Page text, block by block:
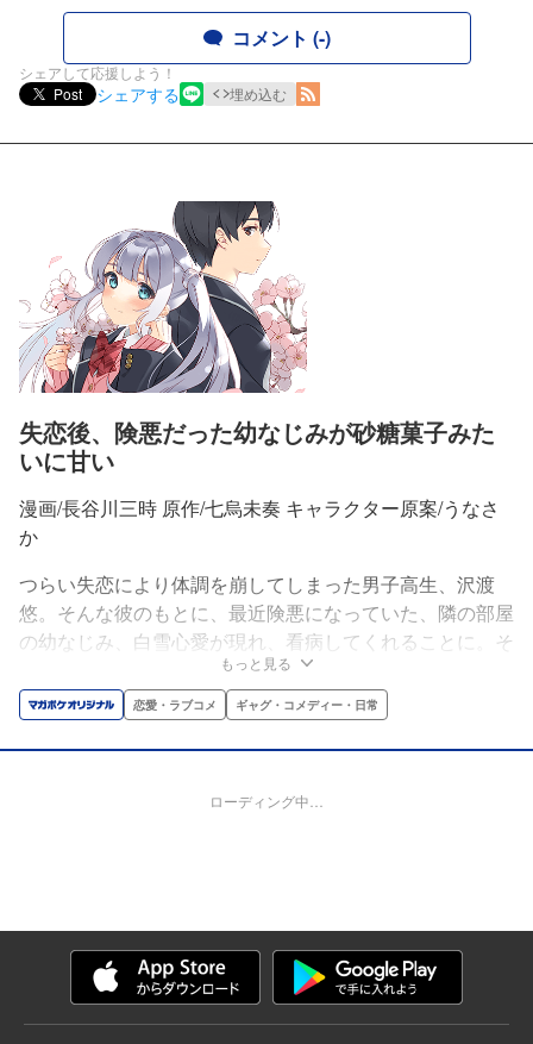
コメント (-)
シェアして応援しよう！
Post
シェアする 埋め込む
失恋後、険悪だった幼なじみが砂糖菓子みた
いに甘い
漫画/長谷川三時 原作/七烏未奏 キャラクター原案/うなさ
か
つらい失恋により体調を崩してしまった男子高生、沢渡
悠。そんな彼のもとに、最近険悪になっていた、隣の部屋
の幼なじみ、白雪心愛が現れ、看病してくれることに。そ
の日以降、遠ざかっていた二人の距離は近付いていく…。
これは、恋を失ってしまった男の子と、ずっと片思いを続
けていた幼なじみの、じれったくて甘くてちょっと切な
い、恋物語。
もっと見る
恋愛・ラブコメ ギャグ・コメディー・日常
ローディング中…